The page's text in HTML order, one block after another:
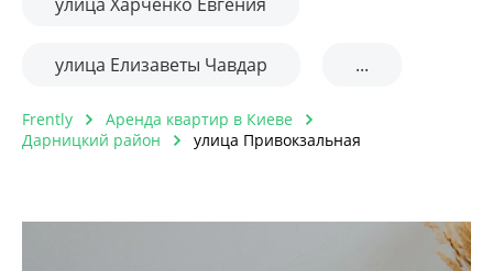
улица Елизаветы Чавдар ...
Frently
Аренда квартир в Киеве
Дарницкий район
улица Привокзальная